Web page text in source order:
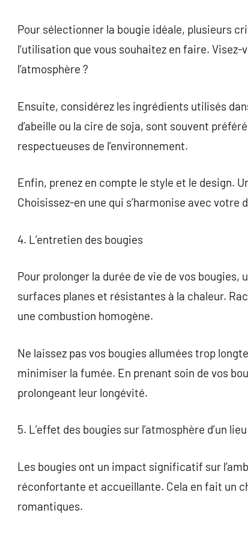
Pour sélectionner la bougie idéale, plusieurs
l’utilisation que vous souhaitez en faire. Visez-
l’atmosphère ?
Ensuite, considérez les ingrédients utilisés
d’abeille ou la cire de soja, sont souvent
respectueuses de l’environnement.
Enfin, prenez en compte le style et le design.
Choisissez-en une qui s’harmonise avec
4. L’entretien des bougies
Pour prolonger la durée de vie de vos
surfaces planes et résistantes à la chaleur.
une combustion homogène.
Ne laissez pas vos bougies allumées trop
minimiser la fumée. En prenant soin de vos
prolongeant leur longévité.
5. L’effet des bougies sur l’atmosphère d’un lieu
Les bougies ont un impact significatif sur
réconfortante et accueillante. Cela en fait un
romantiques.